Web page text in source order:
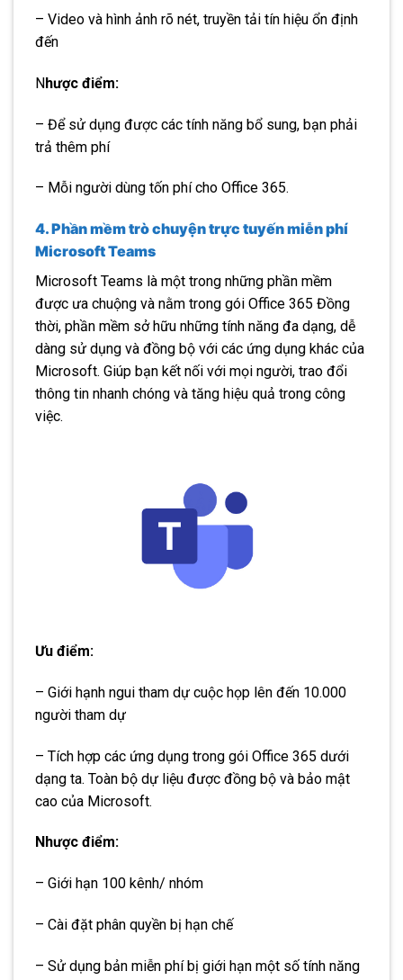
– Video và hình ảnh rõ nét, truyền tải tín hiệu ổn định
đến
Nhược điểm:
– Để sử dụng được các tính năng bổ sung, bạn phải
trả thêm phí
– Mỗi người dùng tốn phí cho Office 365.
4. Phần mềm trò chuyện trực tuyến miễn phí
Microsoft Teams
Microsoft Teams là một trong những phần mềm
được ưa chuộng và nằm trong gói Office 365 Đồng
thời, phần mềm sở hữu những tính năng đa dạng, dễ
dàng sử dụng và đồng bộ với các ứng dụng khác của
Microsoft. Giúp bạn kết nối với mọi người, trao đổi
thông tin nhanh chóng và tăng hiệu quả trong công
việc.
Ưu điểm:
– Giới hạnh ngui tham dự cuộc họp lên đến 10.000
người tham dự
– Tích hợp các ứng dụng trong gói Office 365 dưới
dạng ta. Toàn bộ dự liệu được đồng bộ và bảo mật
cao của Microsoft.
Nhược điểm:
– Giới hạn 100 kênh/ nhóm
– Cài đặt phân quyền bị hạn chế
– Sử dụng bản miễn phí bị giới hạn một số tính năng